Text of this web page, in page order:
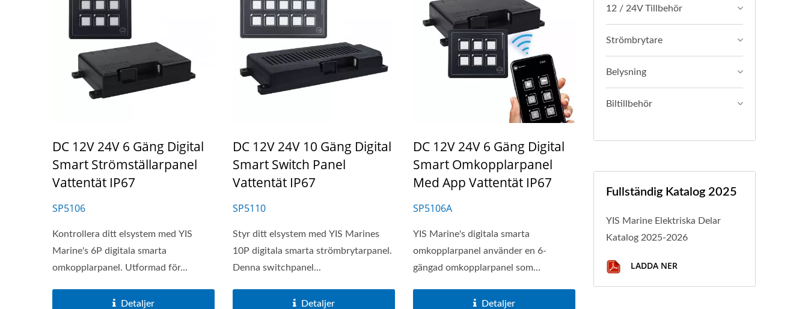
DC 12V 24V 6 Gäng Digital
Smart Strömställarpanel
Vattentät IP67
SP5106
Kontrollera ditt elsystem med YIS
Marine's 6P digitala smarta
omkopplarpanel. Utformad för...
Detaljer
DC 12V 24V 10 Gäng Digital
Smart Switch Panel
Vattentät IP67
SP5110
Styr ditt elsystem med YIS Marines
10P digitala smarta strömbrytarpanel.
Denna switchpanel...
Detaljer
DC 12V 24V 6 Gäng Digital
Smart Omkopplarpanel
Med App Vattentät IP67
SP5106A
YIS Marine's digitala smarta
omkopplarpanel använder en 6-
gängad omkopplarpanel som
Detaljer
12 / 24V Tillbehör
Strömbrytare
Belysning
Biltillbehör
Fullständig Katalog 2025
YIS Marine Elektriska Delar
Katalog 2025-2026
LADDA NER